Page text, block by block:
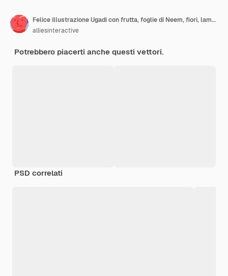
Felice illustrazione Ugadi con frutta, foglie di Neem, fiori, lampada a olio illuminata, ciotola di sale e ghirlanda di fiori
alliesinteractive
Potrebbero piacerti anche questi vettori.
PSD correlati